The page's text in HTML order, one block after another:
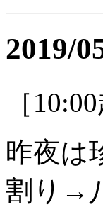
2019/
［
昨夜は
割り→